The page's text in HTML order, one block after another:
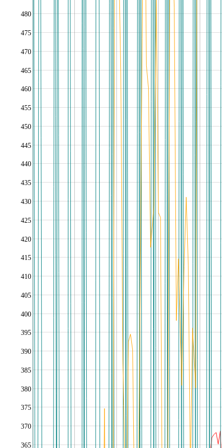
365
370
375
380
385
390
395
400
405
410
415
420
425
430
435
440
445
450
455
460
465
470
475
480